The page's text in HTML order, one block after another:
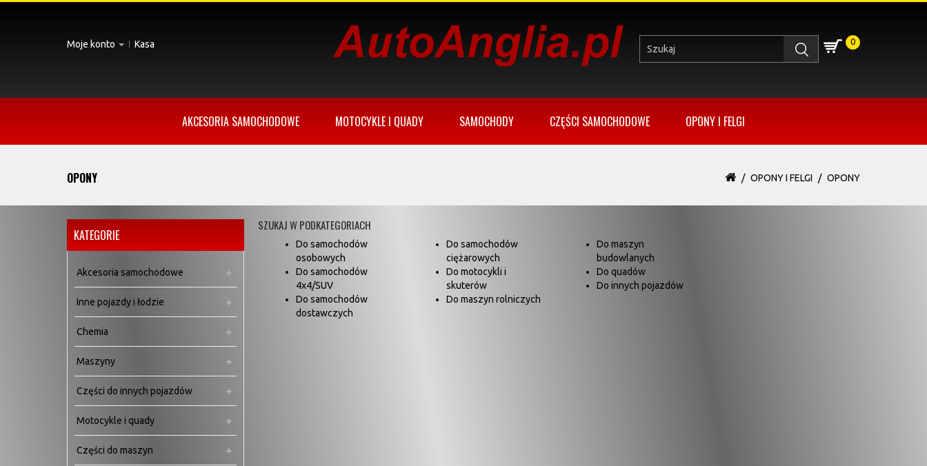
Moje konto Kasa 0
AKCESORIA SAMOCHODOWE MOTOCYKLE I QUADY SAMOCHODY CZĘŚCI SAMOCHODOWE OPONY I FELGI
OPONY OPONY I FELGI OPONY
KATEGORIE
Akcesoria samochodowe
Inne pojazdy i łodzie
Chemia
Maszyny
Części do innych pojazdów
Motocykle i quady
Części do maszyn
SZUKAJ W PODKATEGORIACH
Do samochodów
osobowych
Do samochodów
4x4/SUV
Do samochodów
dostawczych
Do samochodów
ciężarowych
Do motocykli i
skuterów
Do maszyn rolniczych
Do maszyn
budowlanych
Do quadów
Do innych pojazdów